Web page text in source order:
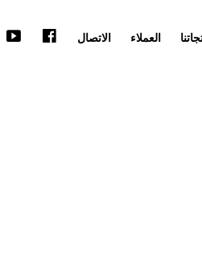
فيسبوكالاتصال العملاء